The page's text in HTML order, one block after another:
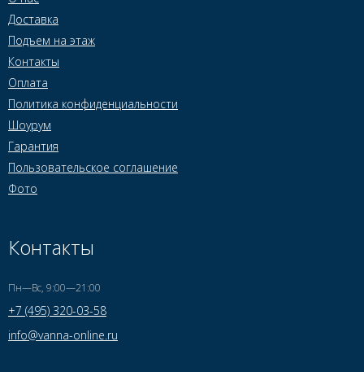
Доставка
Подъем на этаж
Контакты
Оплата
Политика конфиденциальности
Шоурум
Гарантия
Пользовательское соглашение
Фото
Контакты
Пн—Вс, 9:00—21:00
+7 (495) 320-03-58
info@vanna-online.ru